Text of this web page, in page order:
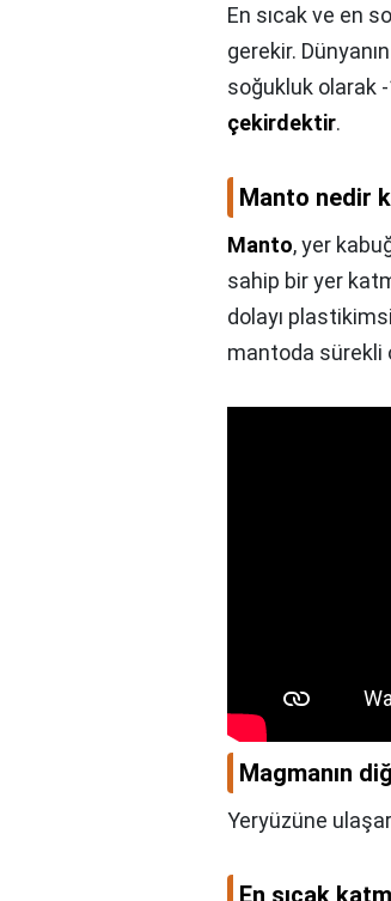
En sıcak ve en
gerekir.
soğukluk olarak
çekirdektir.
Manto nedir
Manto, yer
sahip bir yer
dolayı
mantoda sürekli
Magmanın
Yeryüzüne